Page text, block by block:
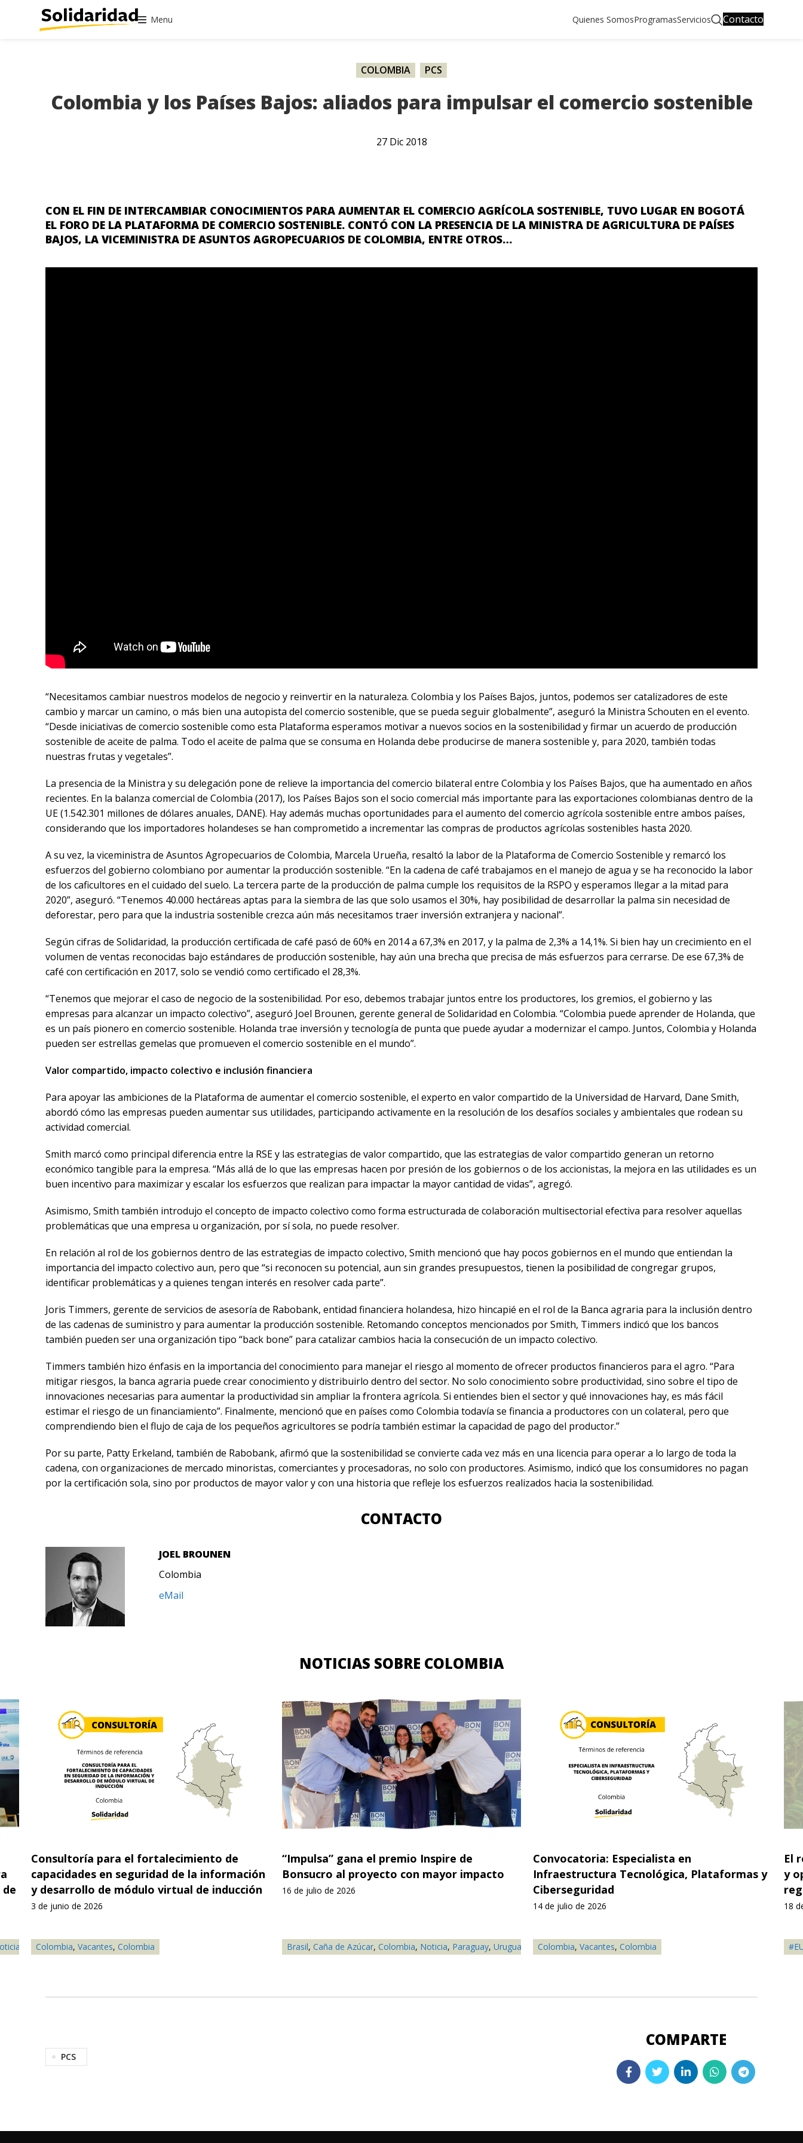
Menu Quienes SomosProgramasServicios Contacto
COLOMBIA PCS
Colombia y los Países Bajos: aliados para impulsar el comercio sostenible
27 Dic 2018
CON EL FIN DE INTERCAMBIAR CONOCIMIENTOS PARA AUMENTAR EL COMERCIO AGRÍCOLA SOSTENIBLE, TUVO LUGAR EN BOGOTÁ
EL FORO DE LA PLATAFORMA DE COMERCIO SOSTENIBLE. CONTÓ CON LA PRESENCIA DE LA MINISTRA DE AGRICULTURA DE PAÍSES
BAJOS, LA VICEMINISTRA DE ASUNTOS AGROPECUARIOS DE COLOMBIA, ENTRE OTROS…
“Necesitamos cambiar nuestros modelos de negocio y reinvertir en la naturaleza. Colombia y los Países Bajos, juntos, podemos ser catalizadores de este
cambio y marcar un camino, o más bien una autopista del comercio sostenible, que se pueda seguir globalmente”, aseguró la Ministra Schouten en el evento.
“Desde iniciativas de comercio sostenible como esta Plataforma esperamos motivar a nuevos socios en la sostenibilidad y firmar un acuerdo de producción
sostenible de aceite de palma. Todo el aceite de palma que se consuma en Holanda debe producirse de manera sostenible y, para 2020, también todas
nuestras frutas y vegetales”.
La presencia de la Ministra y su delegación pone de relieve la importancia del comercio bilateral entre Colombia y los Países Bajos, que ha aumentado en años
recientes. En la balanza comercial de Colombia (2017), los Países Bajos son el socio comercial más importante para las exportaciones colombianas dentro de la
UE (1.542.301 millones de dólares anuales, DANE). Hay además muchas oportunidades para el aumento del comercio agrícola sostenible entre ambos países,
considerando que los importadores holandeses se han comprometido a incrementar las compras de productos agrícolas sostenibles hasta 2020.
A su vez, la viceministra de Asuntos Agropecuarios de Colombia, Marcela Urueña, resaltó la labor de la Plataforma de Comercio Sostenible y remarcó los
esfuerzos del gobierno colombiano por aumentar la producción sostenible. “En la cadena de café trabajamos en el manejo de agua y se ha reconocido la labor
de los caficultores en el cuidado del suelo. La tercera parte de la producción de palma cumple los requisitos de la RSPO y esperamos llegar a la mitad para
2020”, aseguró. “Tenemos 40.000 hectáreas aptas para la siembra de las que solo usamos el 30%, hay posibilidad de desarrollar la palma sin necesidad de
deforestar, pero para que la industria sostenible crezca aún más necesitamos traer inversión extranjera y nacional”.
Según cifras de Solidaridad, la producción certificada de café pasó de 60% en 2014 a 67,3% en 2017, y la palma de 2,3% a 14,1%. Si bien hay un crecimiento en el
volumen de ventas reconocidas bajo estándares de producción sostenible, hay aún una brecha que precisa de más esfuerzos para cerrarse. De ese 67,3% de
café con certificación en 2017, solo se vendió como certificado el 28,3%.
“Tenemos que mejorar el caso de negocio de la sostenibilidad. Por eso, debemos trabajar juntos entre los productores, los gremios, el gobierno y las
empresas para alcanzar un impacto colectivo”, aseguró Joel Brounen, gerente general de Solidaridad en Colombia. “Colombia puede aprender de Holanda, que
es un país pionero en comercio sostenible. Holanda trae inversión y tecnología de punta que puede ayudar a modernizar el campo. Juntos, Colombia y Holanda
pueden ser estrellas gemelas que promueven el comercio sostenible en el mundo”.
Valor compartido, impacto colectivo e inclusión financiera
Para apoyar las ambiciones de la Plataforma de aumentar el comercio sostenible, el experto en valor compartido de la Universidad de Harvard, Dane Smith,
abordó cómo las empresas pueden aumentar sus utilidades, participando activamente en la resolución de los desafíos sociales y ambientales que rodean su
actividad comercial.
Smith marcó como principal diferencia entre la RSE y las estrategias de valor compartido, que las estrategias de valor compartido generan un retorno
económico tangible para la empresa. “Más allá de lo que las empresas hacen por presión de los gobiernos o de los accionistas, la mejora en las utilidades es un
buen incentivo para maximizar y escalar los esfuerzos que realizan para impactar la mayor cantidad de vidas”, agregó.
Asimismo, Smith también introdujo el concepto de impacto colectivo como forma estructurada de colaboración multisectorial efectiva para resolver aquellas
problemáticas que una empresa u organización, por sí sola, no puede resolver.
En relación al rol de los gobiernos dentro de las estrategias de impacto colectivo, Smith mencionó que hay pocos gobiernos en el mundo que entiendan la
importancia del impacto colectivo aun, pero que “si reconocen su potencial, aun sin grandes presupuestos, tienen la posibilidad de congregar grupos,
identificar problemáticas y a quienes tengan interés en resolver cada parte”.
Joris Timmers, gerente de servicios de asesoría de Rabobank, entidad financiera holandesa, hizo hincapié en el rol de la Banca agraria para la inclusión dentro
de las cadenas de suministro y para aumentar la producción sostenible. Retomando conceptos mencionados por Smith, Timmers indicó que los bancos
también pueden ser una organización tipo “back bone” para catalizar cambios hacia la consecución de un impacto colectivo.
Timmers también hizo énfasis en la importancia del conocimiento para manejar el riesgo al momento de ofrecer productos financieros para el agro. “Para
mitigar riesgos, la banca agraria puede crear conocimiento y distribuirlo dentro del sector. No solo conocimiento sobre productividad, sino sobre el tipo de
innovaciones necesarias para aumentar la productividad sin ampliar la frontera agrícola. Si entiendes bien el sector y qué innovaciones hay, es más fácil
estimar el riesgo de un financiamiento”. Finalmente, mencionó que en países como Colombia todavía se financia a productores con un colateral, pero que
comprendiendo bien el flujo de caja de los pequeños agricultores se podría también estimar la capacidad de pago del productor.”
Por su parte, Patty Erkeland, también de Rabobank, afirmó que la sostenibilidad se convierte cada vez más en una licencia para operar a lo largo de toda la
cadena, con organizaciones de mercado minoristas, comerciantes y procesadoras, no solo con productores. Asimismo, indicó que los consumidores no pagan
por la certificación sola, sino por productos de mayor valor y con una historia que refleje los esfuerzos realizados hacia la sostenibilidad.
CONTACTO
JOEL BROUNEN
Colombia
eMail
NOTICIAS SOBRE COLOMBIA
Brasil, Caña de Azúcar, Colombia, Noticia, Paraguay, Uruguay
“Impulsa” gana el premio Inspire de
Bonsucro al proyecto con mayor impacto
16 de julio de 2026
Colombia, Vacantes, Colombia
Convocatoria: Especialista en
Infraestructura Tecnológica, Plataformas y
Ciberseguridad
14 de julio de 2026
El
y
18
SojaColombia, Vacantes, Colombia
Consultoría para el fortalecimiento de
capacidades en seguridad de la información
y desarrollo de módulo virtual de inducción
3 de junio de 2026
PCS